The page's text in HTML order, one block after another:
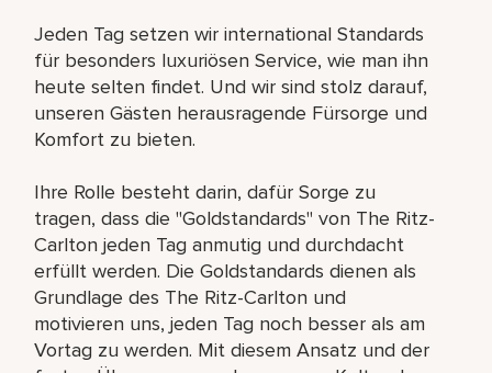
Jeden Tag setzen wir international Standards
für besonders luxuriösen Service, wie man ihn
heute selten findet. Und wir sind stolz darauf,
unseren Gästen herausragende Fürsorge und
Komfort zu bieten.
Ihre Rolle besteht darin, dafür Sorge zu
tragen, dass die "Goldstandards" von The Ritz-
Carlton jeden Tag anmutig und durchdacht
erfüllt werden. Die Goldstandards dienen als
Grundlage des The Ritz-Carlton und
motivieren uns, jeden Tag noch besser als am
Vortag zu werden. Mit diesem Ansatz und der